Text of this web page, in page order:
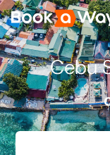
Cebu